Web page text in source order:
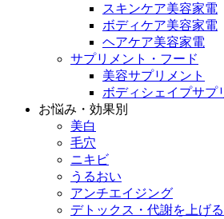
スキンケア美容家電
ボディケア美容家電
ヘアケア美容家電
サプリメント・フード
美容サプリメント
ボディシェイプサプ
お悩み・効果別
美白
毛穴
ニキビ
うるおい
アンチエイジング
デトックス・代謝を上げる